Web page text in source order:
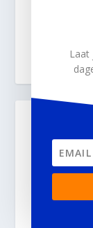
Laat